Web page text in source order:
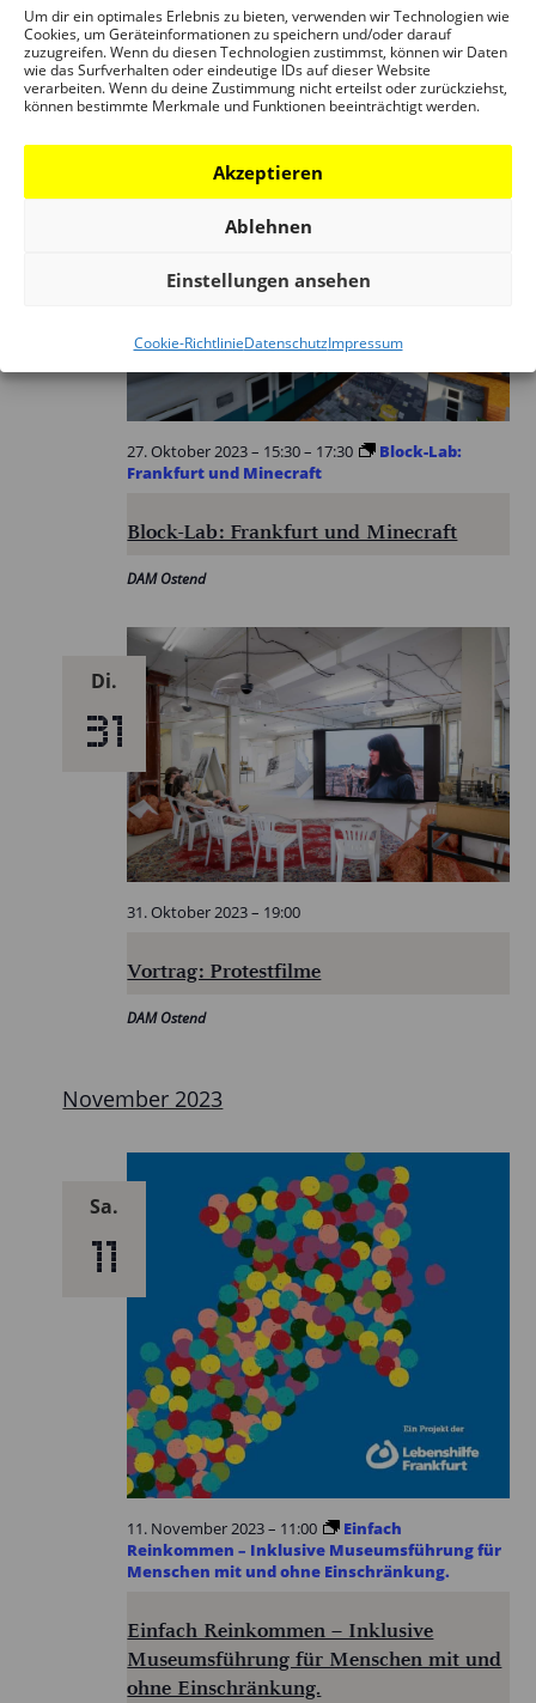
Um dir ein optimales Erlebnis zu bieten, verwenden wir Technologien wie
Cookies, um Geräteinformationen zu speichern und/oder darauf
zuzugreifen. Wenn du diesen Technologien zustimmst, können wir Daten
wie das Surfverhalten oder eindeutige IDs auf dieser Website
verarbeiten. Wenn du deine Zustimmung nicht erteilst oder zurückziehst,
können bestimmte Merkmale und Funktionen beeinträchtigt werden.
Akzeptieren
Ablehnen
Einstellungen ansehen
Cookie-RichtlinieDatenschutzImpressum
Dialog im Museum #20:
FAKTENCHECK HEIZGESETZ. DIE
ZUKUNFT DES HEIZENS IM
GEBÄUDEBESTAND
Block-Lab: Frankfurt und Minecraft
27. Oktober 2023 – 15:30– 17:30
Block-Lab:
Frankfurt und Minecraft
DAM Ostend
Di.
31
Vortrag: Protestfilme
31. Oktober 2023 – 19:00
DAM Ostend
November 2023
Sa.
11
Einfach Reinkommen – Inklusive
Museumsführung für Menschen mit und
ohne Einschränkung.
11. November 2023 – 11:00
Einfach
Reinkommen – Inklusive Museumsführung für
Menschen mit und ohne Einschränkung.